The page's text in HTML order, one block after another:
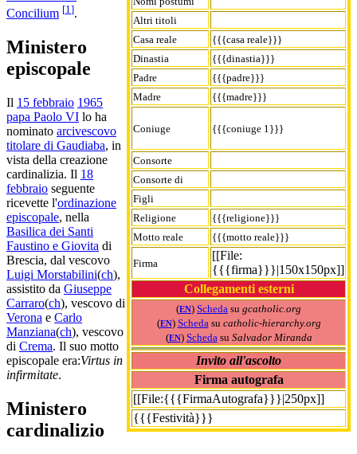
Altri titoli
Casa reale
{{{casa reale}}}
Dinastia
{{{dinastia}}}
Padre
{{{padre}}}
Madre
{{{madre}}}
Coniuge {{{coniuge 1}}}
Consorte
Consorte di
Figli
Religione
{{{religione}}}
Motto reale
{{{motto reale}}}
Firma
[[File:
{{{firma}}}|150x150px]]
Collegamenti esterni
(EN) Scheda su gcatholic.org
(EN) Scheda su catholic-hierarchy.org
(EN) Scheda su Salvador Miranda
Invito all'ascolto
Firma autografa
[[File:{{{FirmaAutografa}}}|250px]]
{{{Festività}}}
Concilium [1].
Ministero
episcopale
Il 15 febbraio 1965
papa Paolo VI lo ha
nominato arcivescovo
titolare di Gaudiaba, in
vista della creazione
cardinalizia. Il 18
febbraio seguente
ricevette l'ordinazione
episcopale, nella
Basilica dei Santi
Faustino e Giovita di
Brescia, dal vescovo
Luigi Morstabilini(ch),
assistito da Giuseppe
Carraro(ch), vescovo di
Verona e Carlo
Manziana(ch), vescovo
di Crema. Il suo motto
episcopale era:Virtus in
infirmitate.
Ministero
cardinalizio